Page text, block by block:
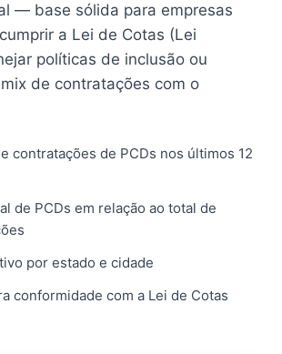
— base sólida para empresas
a Lei de Cotas (Lei
políticas de inclusão ou
de contratações com o
contratações de PCDs nos últimos 12
de PCDs em relação ao total de
por estado e cidade
conformidade com a Lei de Cotas